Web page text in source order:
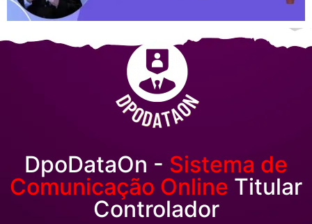
DpoDataOn - Sistema de
Comunicação Online Titular
Controlador